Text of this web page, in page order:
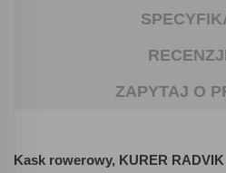
ZAPYTAJ O
Kask rowerowy, KURER